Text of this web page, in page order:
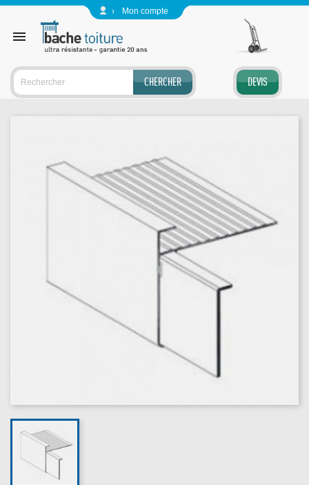
Mon compte

CHERCHER DEVIS
Panneau de gestion des cookies